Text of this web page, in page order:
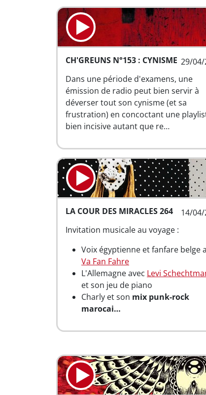
29/04/
CH'GREUNS N°153 : CYNISME
Dans une période d'examens, une
émission de radio peut bien servir à
déverser tout son cynisme (et sa
frustration) en concoctant une
bien incisive autant que re…
14/
LA COUR DES MIRACLES 264
Invitation musicale au voyage :
Voix égyptienne et fanfare belge
Va Fan Fahre
L'Allemagne avec Levi
et son jeu de piano
Charly et son mix punk-rock
marocai…